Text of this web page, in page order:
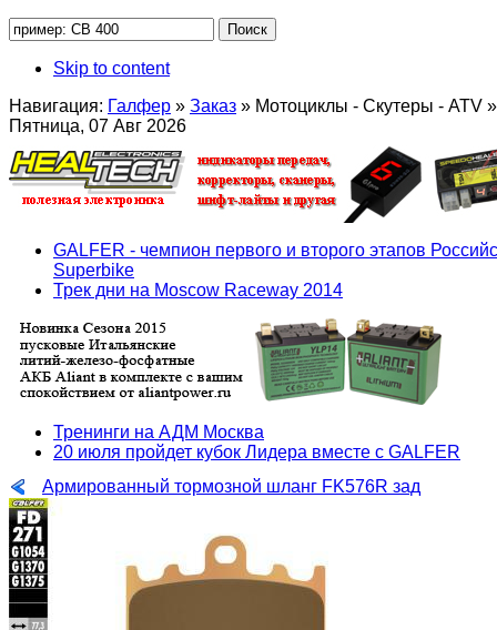
Skip to content
Навигация: Галфер » Заказ » Мотоциклы - Скутеры - ATV »
Пятница, 07 Авг 2026
GALFER - чемпион первого и второго этапов
Superbike
Трек дни на Moscow Raceway 2014
Тренинги на АДМ Москва
20 июля пройдет кубок Лидера вместе с GALFER
Армированный тормозной шланг FK576R зад